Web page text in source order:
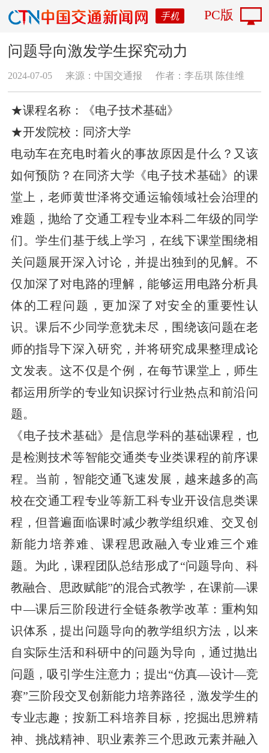
手机 PC版
问题导向激发学生探究动力
2024-07-05 来源：中国交通报 作者：李岳琪 陈佳维
★课程名称：《电子技术基础》
★开发院校：同济大学
电动车在充电时着火的事故原因是什么？又该
如何预防？在同济大学《电子技术基础》的课
堂上，老师黄世泽将交通运输领域社会治理的
难题，抛给了交通工程专业本科二年级的同学
们。学生们基于线上学习，在线下课堂围绕相
关问题展开深入讨论，并提出独到的见解。不
仅加深了对电路的理解，能够运用电路分析具
体的工程问题，更加深了对安全的重要性认
识。课后不少同学意犹未尽，围绕该问题在老
师的指导下深入研究，并将研究成果整理成论
文发表。这不仅是个例，在每节课堂上，师生
都运用所学的专业知识探讨行业热点和前沿问
题。
《电子技术基础》是信息学科的基础课程，也
是检测技术等智能交通类专业类课程的前序课
程。当前，智能交通飞速发展，越来越多的高
校在交通工程专业等新工科专业开设信息类课
程，但普遍面临课时减少教学组织难、交叉创
新能力培养难、课程思政融入专业难三个难
题。为此，课程团队总结形成了“问题导向、科
教融合、思政赋能”的混合式教学，在课前—课
中—课后三阶段进行全链条教学改革：重构知
识体系，提出问题导向的教学组织方法，以来
自实际生活和科研中的问题为导向，通过抛出
问题，吸引学生注意力；提出“仿真—设计—竞
赛”三阶段交叉创新能力培养路径，激发学生的
专业志趣；按新工科培养目标，挖掘出思辨精
神、挑战精神、职业素养三个思政元素并融入